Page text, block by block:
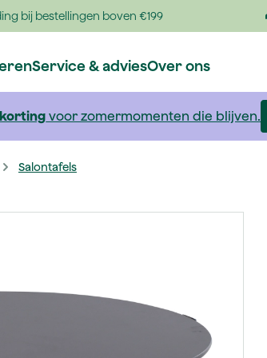
bij bestellingen boven €199
Service & adviesOver ons
korting voor zomermomenten die blijven.
Salontafels